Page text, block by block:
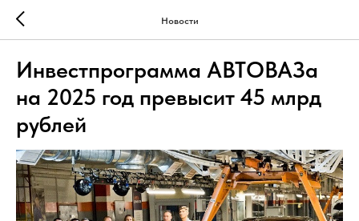
Новости
Инвестпрограмма АВТОВАЗа
на 2025 год превысит 45 млрд
рублей